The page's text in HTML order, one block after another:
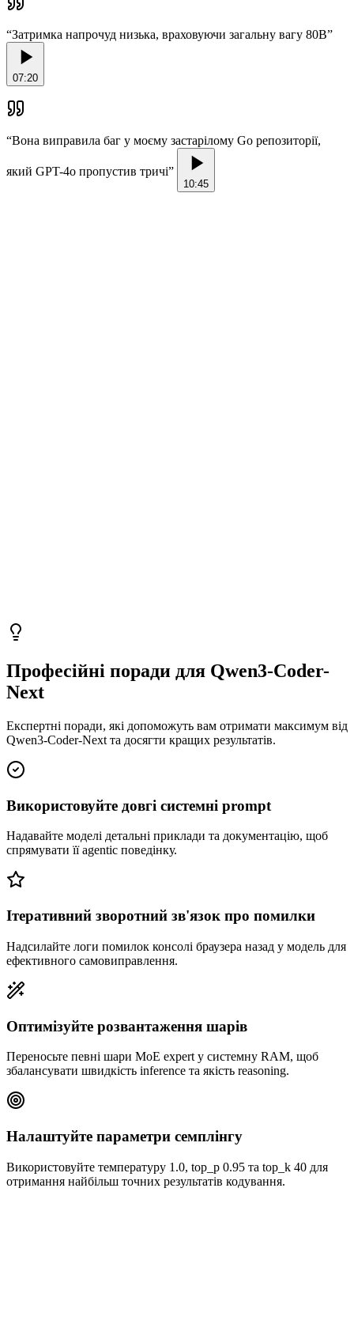
“Затримка напрочуд низька, враховуючи загальну вагу 80B”
07:20
“Вона виправила баг у моєму застарілому Go репозиторії,
який GPT-4o пропустив тричі”
10:45
Професійні поради для Qwen3-Coder-
Next
Експертні поради, які допоможуть вам отримати максимум від
Qwen3-Coder-Next та досягти кращих результатів.
Використовуйте довгі системні prompt
Надавайте моделі детальні приклади та документацію, щоб
спрямувати її agentic поведінку.
Ітеративний зворотний зв'язок про помилки
Надсилайте логи помилок консолі браузера назад у модель для
ефективного самовиправлення.
Оптимізуйте розвантаження шарів
Переносьте певні шари MoE expert у системну RAM, щоб
збалансувати швидкість inference та якість reasoning.
Налаштуйте параметри семплінгу
Використовуйте температуру 1.0, top_p 0.95 та top_k 40 для
отримання найбільш точних результатів кодування.